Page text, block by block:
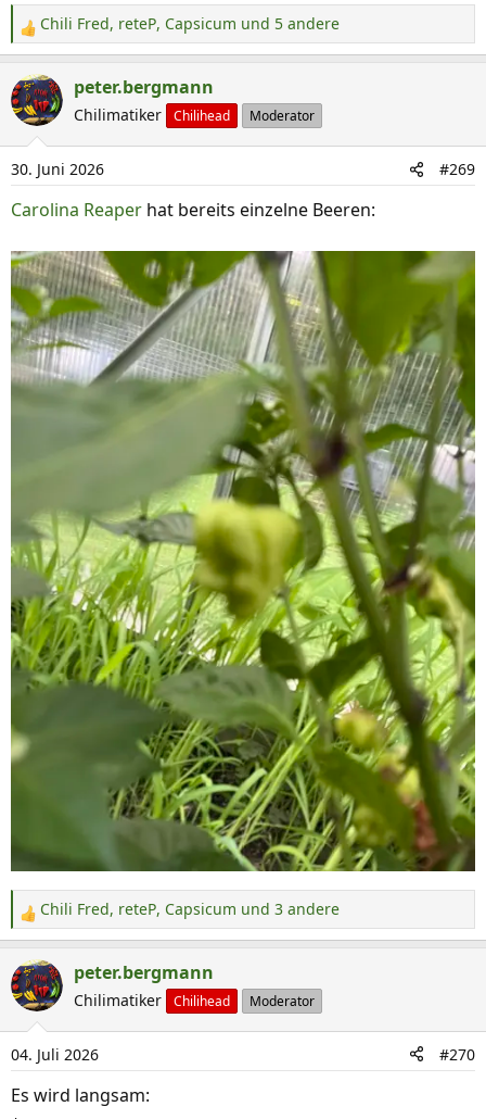
R
e
a
k
t
i
o
n
n
:
Chili Fred, reteP, Capsicum und 5 andere
peter.bergmann
Chilimatiker Chilihead Moderator
30. Juni 2026 #269
Carolina Reaper hat bereits einzelne Beeren:
R
e
a
k
t
i
o
n
Chili Fred, reteP, Capsicum und 3 andere
peter.bergmann
Chilimatiker Chilihead Moderator
04. Juli 2026 #270
Es wird langsam: